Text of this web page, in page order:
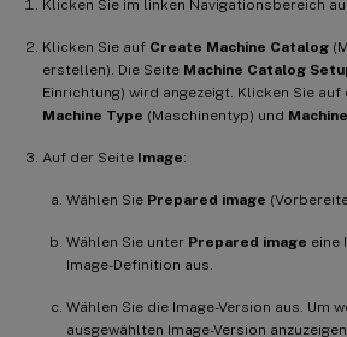
Klicken Sie im linken Navigationsbereich
Klicken Sie auf Create Machine Catalog
erstellen). Die Seite Machine Catalog
Einrichtung) wird angezeigt. Klicken Sie auf
Machine Type (Maschinentyp) und
Auf der Seite Image:
Wählen Sie Prepared image
Wählen Sie unter Prepared image eine
Image-Definition aus.
Wählen Sie die Image-Version aus. Um
ausgewählten Image-Version